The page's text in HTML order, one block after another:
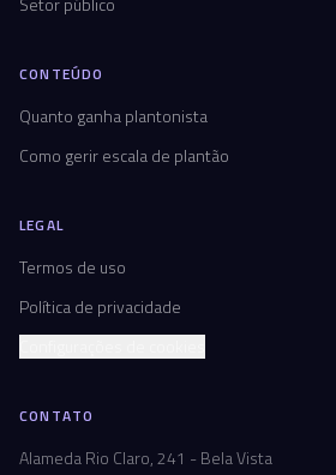
CONTEÚDO
Quanto ganha plantonista
Como gerir escala de plantão
LEGAL
Termos de uso
Política de privacidade
CONTATO
Alameda Rio Claro, 241 - Bela Vista